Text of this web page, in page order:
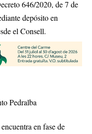
646/2020, de 7 de
depósito en
el Consell.
Pedralba
en fase de